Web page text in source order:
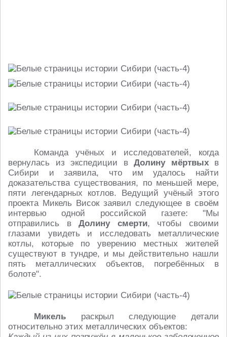
Команда учёных и исследователей, когда
вернулась из экспедиции в Долину мёртвыхв
Сибири и заявила, что им удалось найти
доказательства существования, по меньшей мере,
пяти легендарных котлов. Ведущий учёный этого
проекта Микель Висок заявил следующее в своём
интервью одной российской газете: "Мы
отправились вДолину смерти, чтобы своими
глазами увидеть и исследовать металлические
котлы, которые по уверению местных жителей
существуют в тундре, и мы действительно нашли
пять металлических объектов, погребённых в
болоте".
Микель раскрыл следующие детали
относительно этих металлических объектов: